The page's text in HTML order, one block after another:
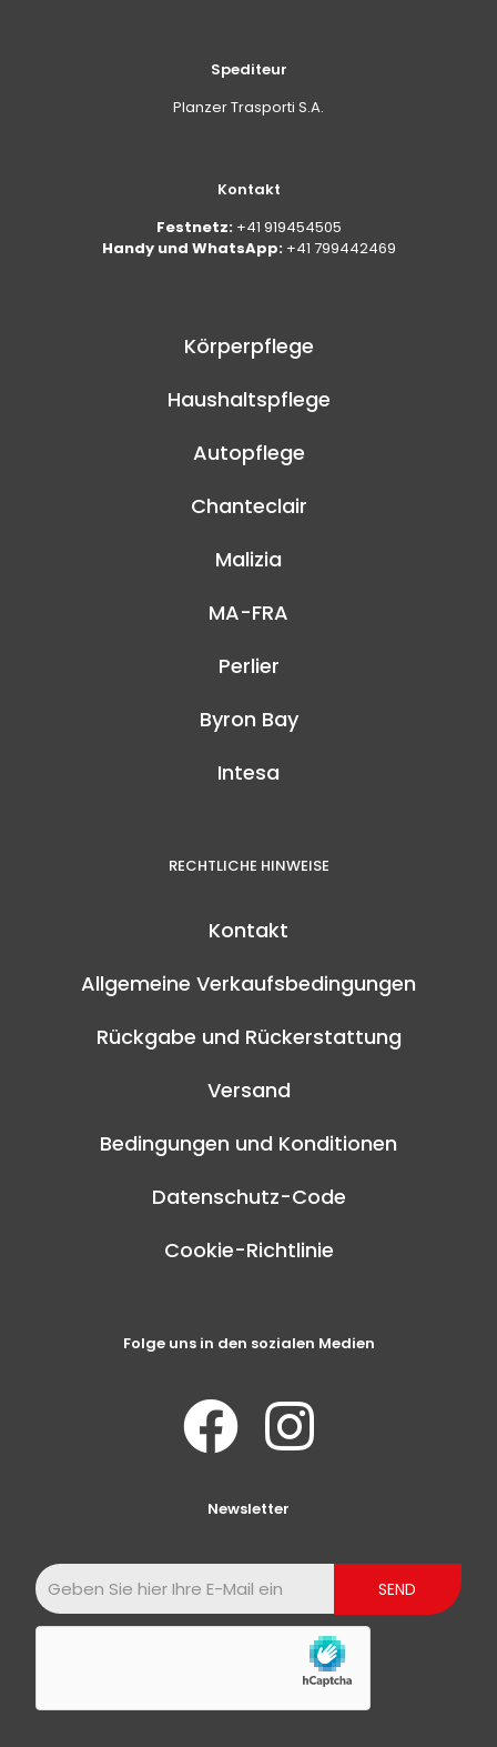
Spediteur
Planzer Trasporti S.A.
Kontakt
Festnetz: +41 919454505
Handy und WhatsApp: +41 799442469
Körperpflege
Haushaltspflege
Autopflege
Chanteclair
Malizia
MA-FRA
Perlier
Byron Bay
Intesa
RECHTLICHE HINWEISE
Kontakt
Allgemeine Verkaufsbedingungen
Rückgabe und Rückerstattung
Versand
Bedingungen und Konditionen
Datenschutz-Code
Cookie-Richtlinie
Folge uns in den sozialen Medien
Newsletter